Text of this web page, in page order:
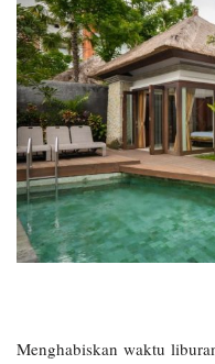
Menghabiskan waktu